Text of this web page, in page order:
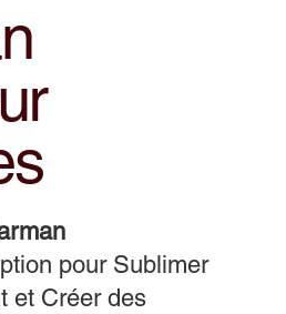
pour Sublimer
et Créer des